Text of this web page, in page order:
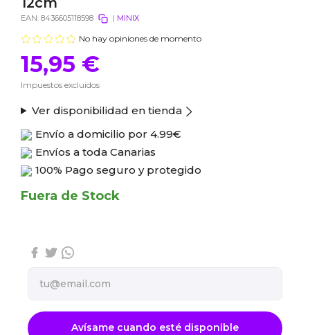
EAN: 8436605118598 | MINIX
No hay opiniones de momento
15,95 €
Impuestos excluidos
Ver disponibilidad en tienda
Envío a domicilio por 4.99€
Envíos a toda Canarias
100% Pago seguro y protegido
Fuera de Stock
Avísame cuando esté disponible